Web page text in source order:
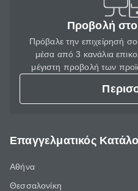
Προβολή
Πρόβαλε την επιχείρησή
μέσα από 3 κανάλια
μέγιστη προβολή των
Επαγγελματικός
Αθήνα
Θεσσαλονίκη